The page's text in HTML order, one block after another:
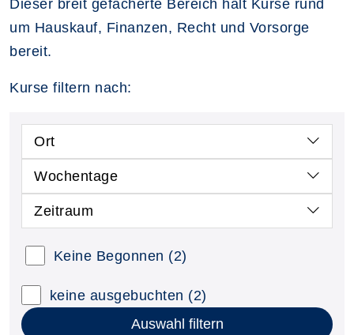
Dieser breit gefächerte Bereich hält Kurse rund
um Hauskauf, Finanzen, Recht und Vorsorge
bereit.
Kurse filtern nach:
Ort
Wochentage
Zeitraum
Keine Begonnen (2)
keine ausgebuchten (2)
Auswahl filtern